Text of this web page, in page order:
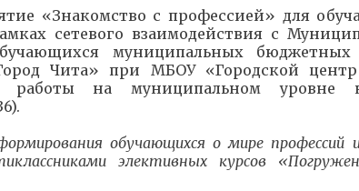
«Знакомство с профессией» для
сетевого взаимодействия с
муниципальных бюджетных
Чита» при МБОУ «Городской
работы на муниципальном уровне
обучающихся о мире профессий
элективных курсов